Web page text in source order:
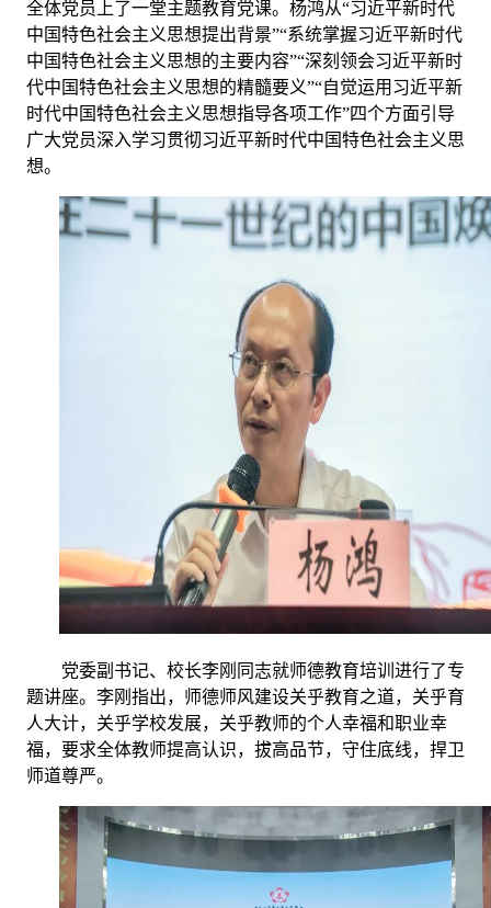
全体党员上了一堂主题教育党课。杨鸿从“习近平新时代
中国特色社会主义思想提出背景”“系统掌握习近平新时代
中国特色社会主义思想的主要内容”“深刻领会习近平新时
代中国特色社会主义思想的精髓要义”“自觉运用习近平新
时代中国特色社会主义思想指导各项工作”四个方面引导
广大党员深入学习贯彻习近平新时代中国特色社会主义思
想。
党委副书记、校长李刚同志就师德教育培训进行了专
题讲座。李刚指出，师德师风建设关乎教育之道，关乎育
人大计，关乎学校发展，关乎教师的个人幸福和职业幸
福，要求全体教师提高认识，拔高品节，守住底线，捍卫
师道尊严。